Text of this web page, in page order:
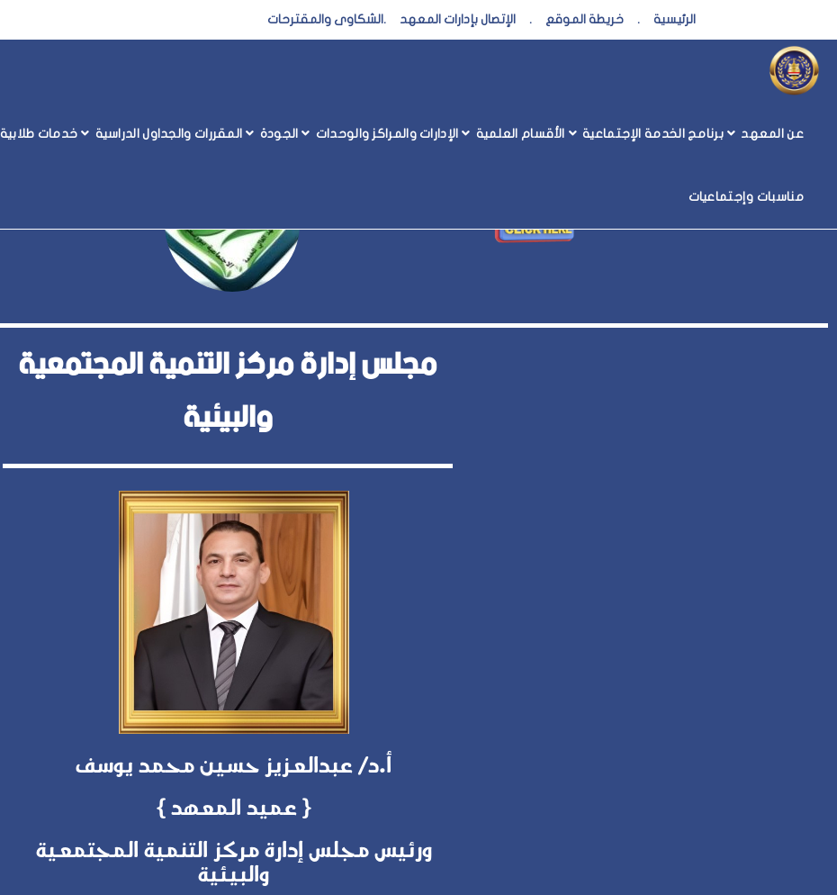
الرئيسية . خريطة الموقع . الإتصال بإدارات المعهد . الشكاوى والمقترحات
عن المعهد برنامج الخدمة الإجتماعية الأقسام العلمية الإدارات والمراكز والوحدات الجودة المقررات والجداول الدراسية خدمات طلابية
مناسبات وإجتماعيات
مركز التنمية المجتمعية والبيئية
مجلس إدارة مركز التنمية المجتمعية
والبيئية
أ.د/ عبدالعزيز حسين محمد يوسف
{ عميد المعهد }
ورئيس مجلس إدارة مركز التنمية المجتمعية
والبيئية